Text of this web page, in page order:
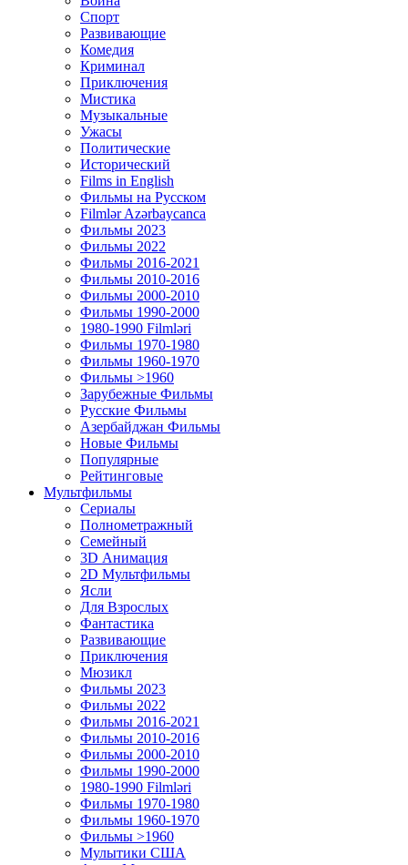
Спорт
Развивающие
Комедия
Криминал
Приключения
Мистика
Музыкальные
Ужасы
Политические
Исторический
Films in English
Фильмы на Русском
Filmlər Azərbaycanca
Фильмы 2023
Фильмы 2022
Фильмы 2016-2021
Фильмы 2010-2016
Фильмы 2000-2010
Фильмы 1990-2000
1980-1990 Filmləri
Фильмы 1970-1980
Фильмы 1960-1970
Фильмы >1960
Зарубежные Фильмы
Русские Фильмы
Азербайджан Фильмы
Новые Фильмы
Популярные
Рейтинговые
Мультфильмы
Сериалы
Полнометражный
Семейный
3D Анимация
2D Мультфильмы
Ясли
Для Взрослых
Фантастика
Развивающие
Приключения
Мюзикл
Фильмы 2023
Фильмы 2022
Фильмы 2016-2021
Фильмы 2010-2016
Фильмы 2000-2010
Фильмы 1990-2000
1980-1990 Filmləri
Фильмы 1970-1980
Фильмы 1960-1970
Фильмы >1960
Мулытики США